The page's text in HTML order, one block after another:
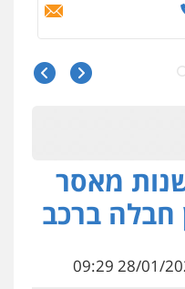
מעצרים
דין פלילי
סמים מעצרים
מאסר
ברכב